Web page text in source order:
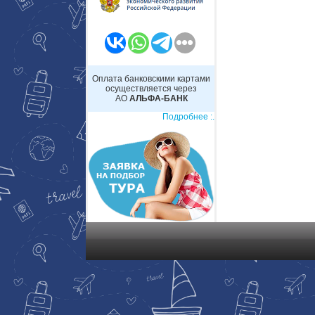
Оплата банковскими картами
осуществляется через
АО АЛЬФА-БАНК
Подробнее :.